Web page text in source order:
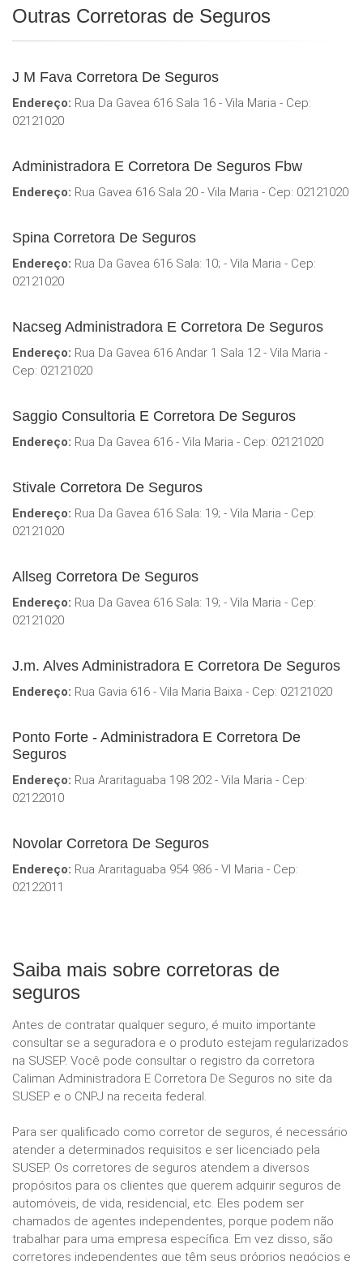
Outras Corretoras de Seguros
J M Fava Corretora De Seguros
Endereço: Rua Da Gavea 616 Sala 16 - Vila Maria - Cep:
02121020
Administradora E Corretora De Seguros Fbw
Endereço: Rua Gavea 616 Sala 20 - Vila Maria - Cep: 02121020
Spina Corretora De Seguros
Endereço: Rua Da Gavea 616 Sala: 10; - Vila Maria - Cep:
02121020
Nacseg Administradora E Corretora De Seguros
Endereço: Rua Da Gavea 616 Andar 1 Sala 12 - Vila Maria -
Cep: 02121020
Saggio Consultoria E Corretora De Seguros
Endereço: Rua Da Gavea 616 - Vila Maria - Cep: 02121020
Stivale Corretora De Seguros
Endereço: Rua Da Gavea 616 Sala: 19; - Vila Maria - Cep:
02121020
Allseg Corretora De Seguros
Endereço: Rua Da Gavea 616 Sala: 19; - Vila Maria - Cep:
02121020
J.m. Alves Administradora E Corretora De Seguros
Endereço: Rua Gavia 616 - Vila Maria Baixa - Cep: 02121020
Ponto Forte - Administradora E Corretora De
Seguros
Endereço: Rua Araritaguaba 198 202 - Vila Maria - Cep:
02122010
Novolar Corretora De Seguros
Endereço: Rua Araritaguaba 954 986 - Vl Maria - Cep:
02122011
Saiba mais sobre corretoras de
seguros
Antes de contratar qualquer seguro, é muito importante
consultar se a seguradora e o produto estejam regularizados
na SUSEP. Você pode consultar o registro da corretora
Caliman Administradora E Corretora De Seguros no site da
SUSEP e o CNPJ na receita federal.
Para ser qualificado como corretor de seguros, é necessário
atender a determinados requisitos e ser licenciado pela
SUSEP. Os corretores de seguros atendem a diversos
propósitos para os clientes que querem adquirir seguros de
automóveis, de vida, residencial, etc. Eles podem ser
chamados de agentes independentes, porque podem não
trabalhar para uma empresa específica. Em vez disso, são
corretores independentes que têm seus próprios negócios e